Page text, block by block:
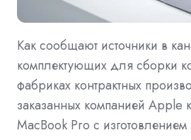
Как сообщают источники в
комплектующих для сборки
фабриках контрактных
заказанных компанией Apple
MacBook Pro с изготовлением